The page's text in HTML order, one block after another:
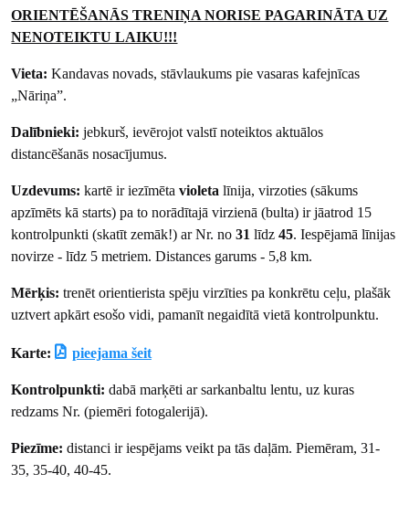
ORIENTĒŠANĀS TRENIŅA NORISE PAGARINĀTA UZ
NENOTEIKTU LAIKU!!!
Vieta:Kandavas novads, stāvlaukums pie vasaras kafejnīcas
„Nāriņa”.
Dalībnieki: jebkurš, ievērojot valstī noteiktos aktuālos
distancēšanās nosacījumus.
Uzdevums:kartē ir iezīmētavioleta līnija, virzoties (sākums
apzīmēts kā starts) pa to norādītajā virzienā (bulta) ir jāatrod 15
kontrolpunkti (skatīt zemāk!) ar Nr. no31 līdz45. Iespējamā līnijas
novirze - līdz 5 metriem. Distances garums - 5,8 km.
Mērķis: trenēt orientierista spēju virzīties pa konkrētu ceļu, plašāk
uztvert apkārt esošo vidi, pamanīt negaidītā vietā kontrolpunktu.
Karte: pieejama šeit
Kontrolpunkti: dabā marķēti ar sarkanbaltu lentu, uz kuras
redzams Nr. (piemēri fotogalerijā).
Piezīme: distanci ir iespējams veikt pa tās daļām. Piemēram, 31-
35, 35-40, 40-45.